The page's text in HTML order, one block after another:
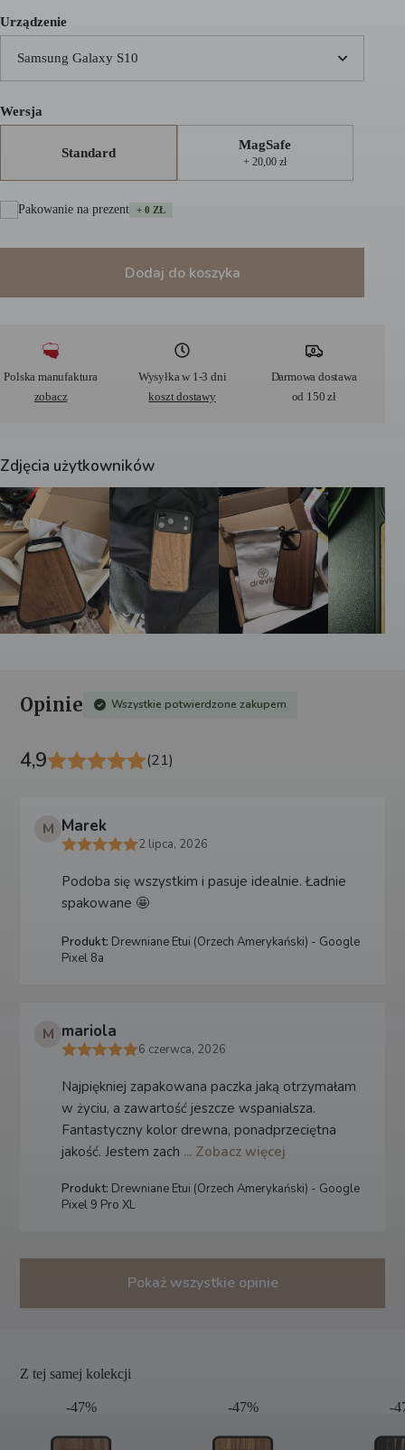
Urządzenie
Samsung Galaxy S10
Wersja
Standard
MagSafe
+ 20,00 zł
Pakowanie na prezent + 0 ZŁ
Dodaj do koszyka
r
e
:
Polska manufaktura
zobacz
Wysyłka w 1-3 dni
koszt dostawy
Darmowa dostawa
od 150 zł
Zdjęcia użytkowników
Opinie Wszystkie potwierdzone zakupem
4,9 (21)
M Marek
2 lipca, 2026
Podoba się wszystkim i pasuje idealnie. Ładnie
spakowane 🤩
Produkt: Drewniane Etui (Orzech Amerykański) - Google
Pixel 8a
M mariola
6 czerwca, 2026
Najpiękniej zapakowana paczka jaką otrzymałam
w życiu, a zawartość jeszcze wspanialsza.
Fantastyczny kolor drewna, ponadprzeciętna
jakość. Jestem zach ... Zobacz więcej
Produkt: Drewniane Etui (Orzech Amerykański) - Google
Pixel 9 Pro XL
Pokaż wszystkie opinie
Z tej samej kolekcji
-47% -47% -